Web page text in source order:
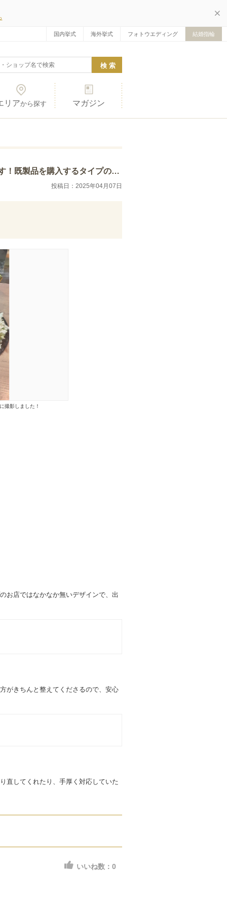
国内挙式 海外挙式 フォトウエディング 結婚指輪
リアから探す マガジン
で、出来上がりが楽しみです。手書きの文字入…
投稿日：2025年04月07日
撮影しました！
お店ではなかなか無いデザインで、出
がきちんと整えてくださるので、安心
直してくれたり、手厚く対応していた
いいね数： 0